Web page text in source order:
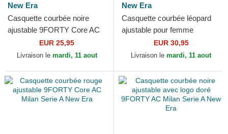
New Era
Casquette courbée noire
ajustable 9FORTY Core AC
Milan Serie A New Era
EUR 25,95
Livraison le mardi, 11 aout
New Era
Casquette courbée léopard
ajustable pour femme
9FORTY AC Milan Serie A
New Era
EUR 30,95
Livraison le mardi, 11 aout